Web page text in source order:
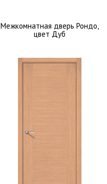
Межкомнатная дверь Рондо,
цвет Дуб